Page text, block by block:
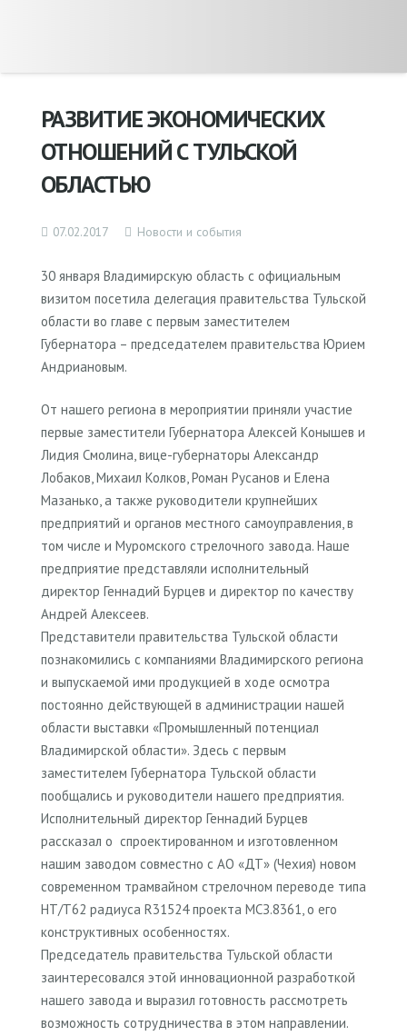
РАЗВИТИЕ ЭКОНОМИЧЕСКИХ
ОТНОШЕНИЙ С ТУЛЬСКОЙ
ОБЛАСТЬЮ
07.02.2017 Новости и события
30 января Владимирскую область с официальным
визитом посетила делегация правительства Тульской
области во главе с первым заместителем
Губернатора – председателем правительства Юрием
Андриановым.
От нашего региона в мероприятии приняли участие
первые заместители Губернатора Алексей Конышев и
Лидия Смолина, вице-губернаторы Александр
Лобаков, Михаил Колков, Роман Русанов и Елена
Мазанько, а также руководители крупнейших
предприятий и органов местного самоуправления, в
том числе и Муромского стрелочного завода. Наше
предприятие представляли исполнительный
директор Геннадий Бурцев и директор по качеству
Андрей Алексеев.
Представители правительства Тульской области
познакомились с компаниями Владимирского региона
и выпускаемой ими продукцией в ходе осмотра
постоянно действующей в администрации нашей
области выставки «Промышленный потенциал
Владимирской области». Здесь с первым
заместителем Губернатора Тульской области
пообщались и руководители нашего предприятия.
Исполнительный директор Геннадий Бурцев
рассказал о спроектированном и изготовленном
нашим заводом совместно с АО «ДТ» (Чехия) новом
современном трамвайном стрелочном переводе типа
НТ/Т62 радиуса R31524 проекта МСЗ.8361, о его
конструктивных особенностях.
Председатель правительства Тульской области
заинтересовался этой инновационной разработкой
нашего завода и выразил готовность рассмотреть
возможность сотрудничества в этом направлении.